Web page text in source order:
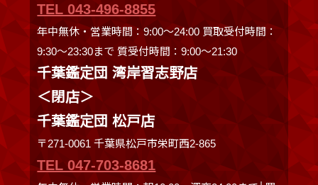
TEL 043-496-8855
年中無休・営業時間：9:00～24:00 買取受付時間：
9:30〜23:30まで 質受付時間：9:00～21:30
千葉鑑定団 湾岸習志野店
＜閉店＞
千葉鑑定団 松戸店
〒271-0061 千葉県松戸市栄町西2-865
TEL 047-703-8681